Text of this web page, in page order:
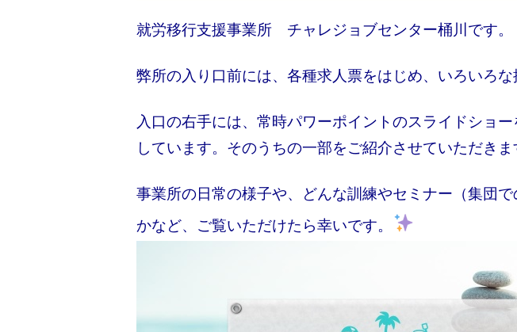
就労移行支援事業所 チャレジョブセンター桶川です。
弊所の入り口前には、各種求人票をはじめ、いろいろな
入口の右手には、常時パワーポイントのスライドショ
しています。そのうちの一部をご紹介させていただきま
事業所の日常の様子や、どんな訓練やセミナー（集団
かなど、ご覧いただけたら幸いです。